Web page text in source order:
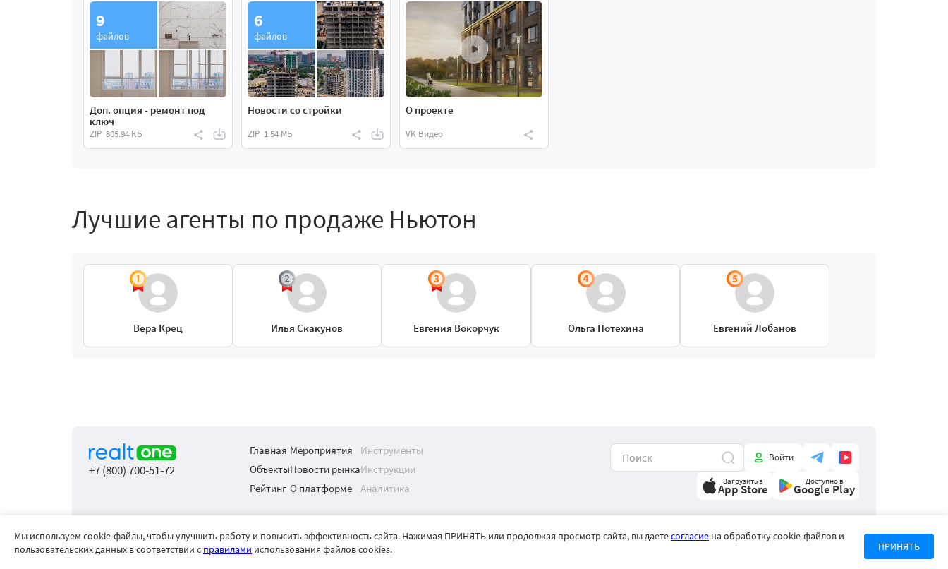
9
файлов
Доп. опция - ремонт под
ключ
ZIP 805.94 КБ
6
файлов
Новости со стройки
ZIP 1.54 МБ
О проекте
VK Видео
Лучшие агенты по продаже Ньютон
Вера Крец Илья Скакунов Евгения Вокорчук Ольга Потехина Евгений Лобанов
+7 (800) 700-51-72
Главная
Объекты
Рейтинг
Мероприятия
Новости рынка
О платформе
Инструменты
Инструкции
Аналитика
Войти
Загрузить в
App Store
Доступно в
Google Play
*Информация на сайте носит исключительно справочный характер и не является публичной офертой. Политика конфиденциальности
Мы используем cookie-файлы, чтобы улучшить работу и повысить эффективность сайта. Нажимая ПРИНЯТЬ или продолжая просмотр сайта, вы даетесогласие на обработку cookie-файлов и
пользовательских данных в соответствии с правилами использования файлов cookies. ПРИНЯТЬ